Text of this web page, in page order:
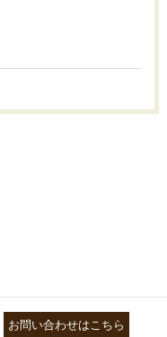
お問い合わせはこちら